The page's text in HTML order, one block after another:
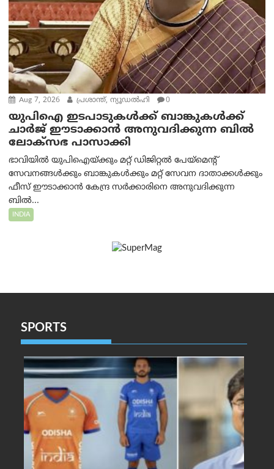
Aug 7, 2026 പ്രശാന്ത്, ന്യൂഡല്‍ഹി 0
യുപിഐ ഇടപാടുകൾക്ക് ബാങ്കുകൾക്ക്
ചാർജ് ഈടാക്കാൻ അനുവദിക്കുന്ന ബിൽ
ലോക്‌സഭ പാസാക്കി
ഭാവിയിൽ യുപിഐയ്ക്കും മറ്റ് ഡിജിറ്റൽ പേയ്‌മെന്റ്
സേവനങ്ങൾക്കും ബാങ്കുകൾക്കും മറ്റ് സേവന ദാതാക്കൾക്കും
ഫീസ് ഈടാക്കാൻ കേന്ദ്ര സർക്കാരിനെ അനുവദിക്കുന്ന
ബിൽ...
INDIA
SPORTS